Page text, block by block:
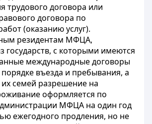
трудового договора или
договора по
(оказанию услуг).
резидентам МФЦА,
с которыми имеются
международные договоры
въезда и пребывания, а
семей разрешение на
оформляется по
МФЦА на один год
ежегодного продления, но не